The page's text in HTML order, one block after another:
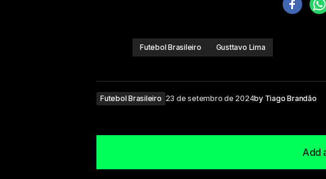
Futebol Brasileiro Gusttavo Lima
Futebol Brasileiro 23 de setembro de 2024by Tiago Brandão
Add
Add